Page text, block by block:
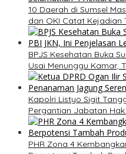
10 Daerah di Sumsel
dan OKI Catat Kejadian
BPJS Kesehatan Buka
Usai Menunggu Kamar,
Kapolri Listyo Sigit
Pergantian Jabatan
PHR Zona 4